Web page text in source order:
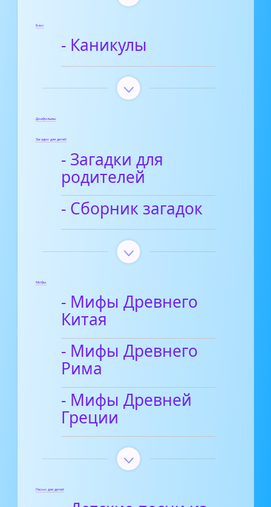
Блог
- Каникулы
Диафильмы
Загадки для детей
- Загадки для
родителей
- Сборник загадок
Мифы
- Мифы Древнего
Китая
- Мифы Древнего
Рима
- Мифы Древней
Греции
Песни для детей